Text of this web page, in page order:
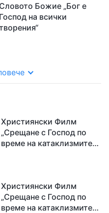
Словото Божие „Бог е
Господ на всички
Християнски Филм
„Срещане с Господ по
време на катаклизмите“
Християнски Филм
„Срещане с Господ по
време на катаклизмите“